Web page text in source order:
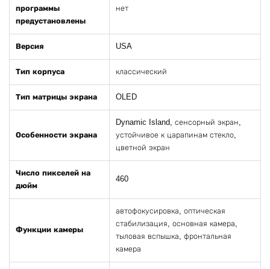
программы
предустановлены
нет
Версия USA
Тип корпуса классический
Тип матрицы экрана OLED
Особенности экрана
Dynamic Island, сенсорный экран,
устойчивое к царапинам стекло,
цветной экран
Число пикселей на
дюйм
460
Функции камеры
автофокусировка, оптическая
стабилизация, основная камера,
тыловая вспышка, фронтальная
камера